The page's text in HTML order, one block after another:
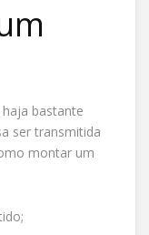
bastante
ser transmitida
montar um